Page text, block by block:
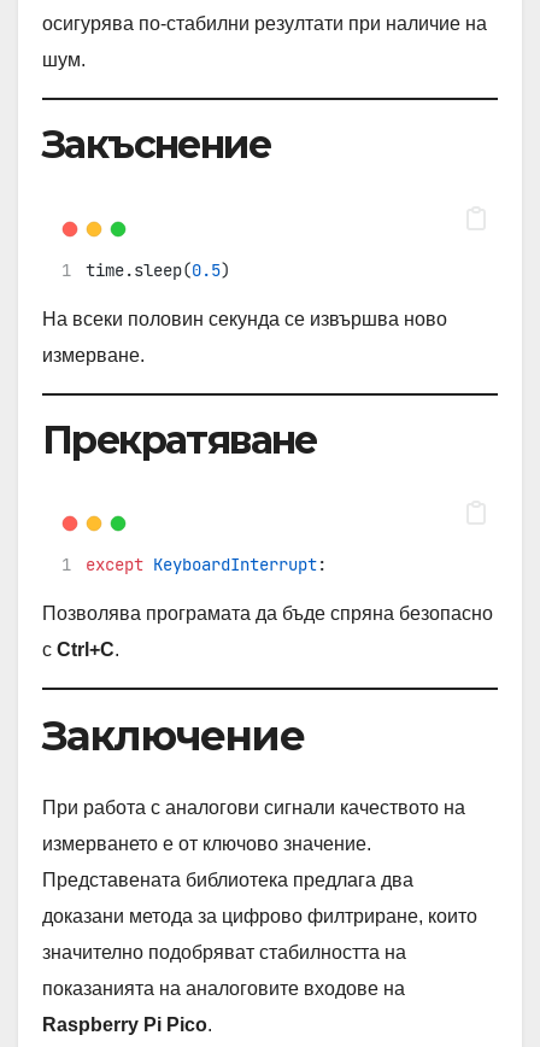
осигурява по-стабилни резултати при наличие на
шум.
Закъснение
time.sleep(0.5)
На всеки половин секунда се извършва ново
измерване.
Прекратяване
except KeyboardInterrupt:
Позволява програмата да бъде спряна безопасно
с Ctrl+C.
Заключение
При работа с аналогови сигнали качеството на
измерването е от ключово значение.
Представената библиотека предлага два
доказани метода за цифрово филтриране, които
значително подобряват стабилността на
показанията на аналоговите входове на
Raspberry Pi Pico.